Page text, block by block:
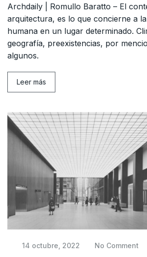
Archdaily | Romullo Baratto – El
arquitectura, es lo que concierne a
humana en un lugar determinado.
geografía, preexistencias, por
algunos.
Leer más
14 octubre, 2022 No Comment